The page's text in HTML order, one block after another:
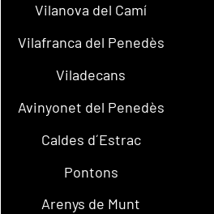
Vilanova del Camí
Vilafranca del Penedès
Viladecans
Avinyonet del Penedès
Caldes d´Estrac
Pontons
Arenys de Munt